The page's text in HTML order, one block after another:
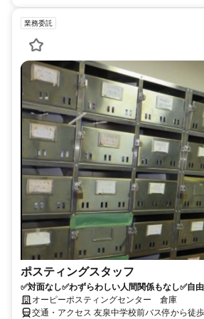
業務委託
ポスティングスタッフ
✅対面なし✅わずらわしい人間関係もなし✅自
オーピーポスティングセンター 倉庫
交通・アクセス 友泉中学校前バス停から徒